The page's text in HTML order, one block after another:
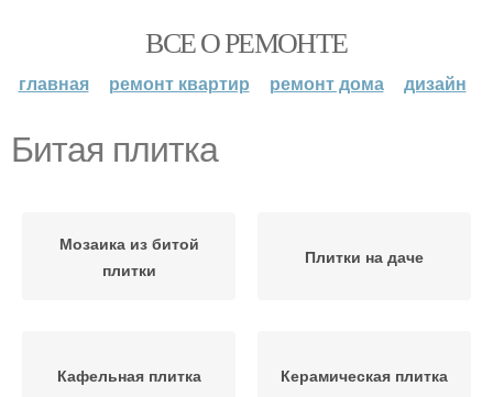
ВСЕ О РЕМОНТЕ
главная ремонт квартир ремонт дома дизайн
Битая плитка
Мозаика из битой
плитки
Плитки на даче
Кафельная плитка Керамическая плитка